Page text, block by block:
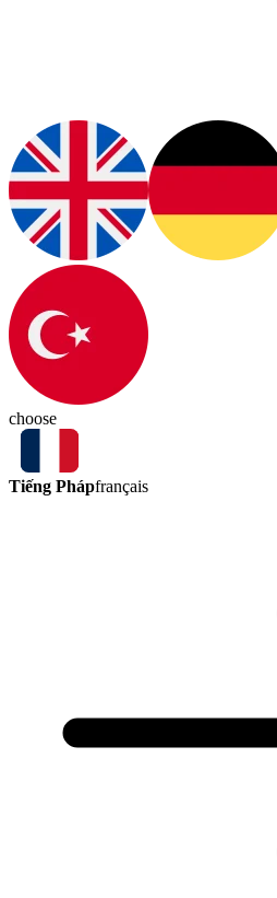
choose
Tiếng Phápfrançais